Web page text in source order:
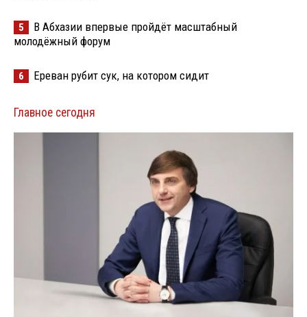
5
В Абхазии впервые пройдёт масштабный
молодёжный форум
6 Ереван рубит сук, на котором сидит
Главное сегодня